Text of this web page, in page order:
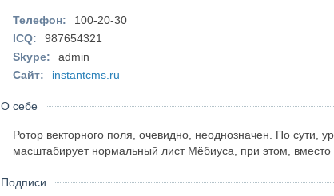
Телефон:
100-20-30
ICQ:
987654321
Skype:
admin
Сайт:
instantcms.ru
О себе
Ротор векторного поля, очевидно, неоднозначен. По сути,
масштабирует нормальный лист Мёбиуса, при этом, вместо
Подписи